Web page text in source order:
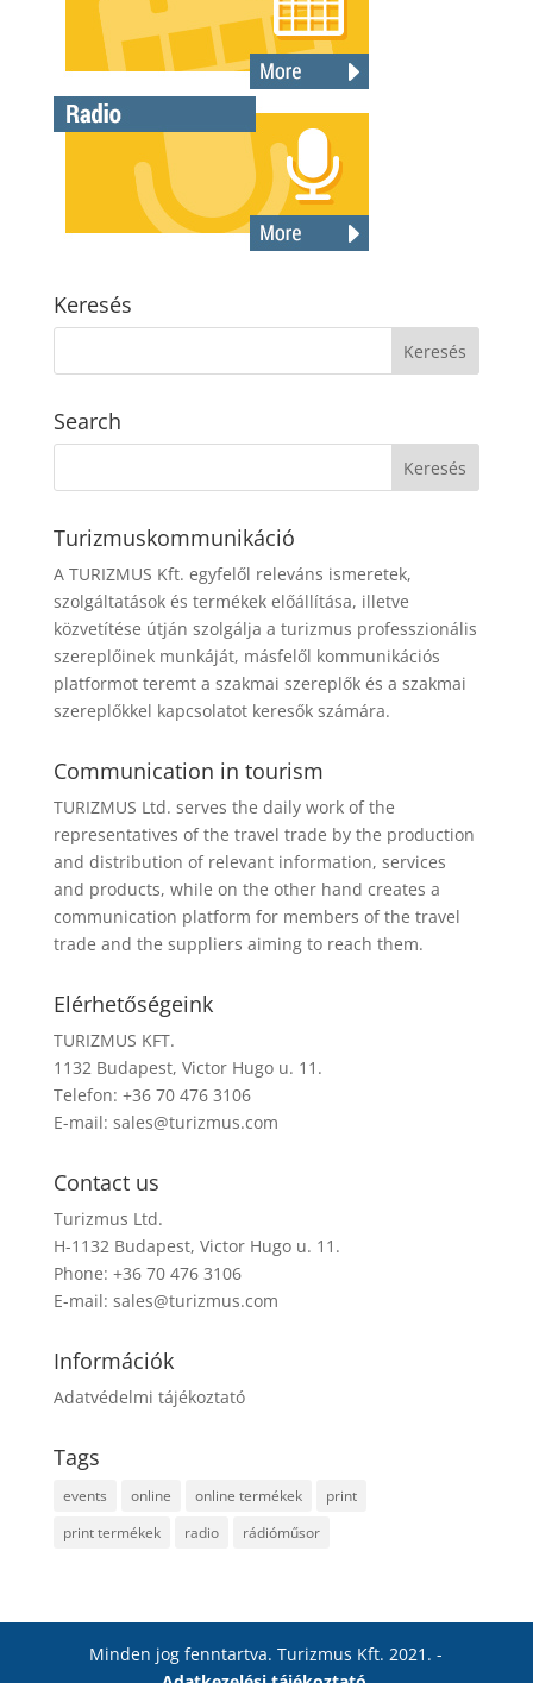
Keresés
Search
Turizmuskommunikáció
A TURIZMUS Kft. egyfelől releváns ismeretek,
szolgáltatások és termékek előállítása, illetve
közvetítése útján szolgálja a turizmus professzionális
szereplőinek munkáját, másfelől kommunikációs
platformot teremt a szakmai szereplők és a szakmai
szereplőkkel kapcsolatot keresők számára.
Communication in tourism
TURIZMUS Ltd. serves the daily work of the
representatives of the travel trade by the production
and distribution of relevant information, services
and products, while on the other hand creates a
communication platform for members of the travel
trade and the suppliers aiming to reach them.
Elérhetőségeink
TURIZMUS KFT.
1132 Budapest, Victor Hugo u. 11.
Telefon: +36 70 476 3106
E-mail: sales@turizmus.com
Contact us
Turizmus Ltd.
H-1132 Budapest, Victor Hugo u. 11.
Phone: +36 70 476 3106
E-mail: sales@turizmus.com
Információk
Adatvédelmi tájékoztató
Tags
events online online termékek
print
print termékek
radio rádióműsor
Minden jog fenntartva. Turizmus Kft. 2021. -